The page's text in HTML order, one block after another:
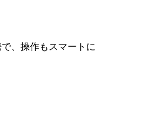
、操作もスマートに